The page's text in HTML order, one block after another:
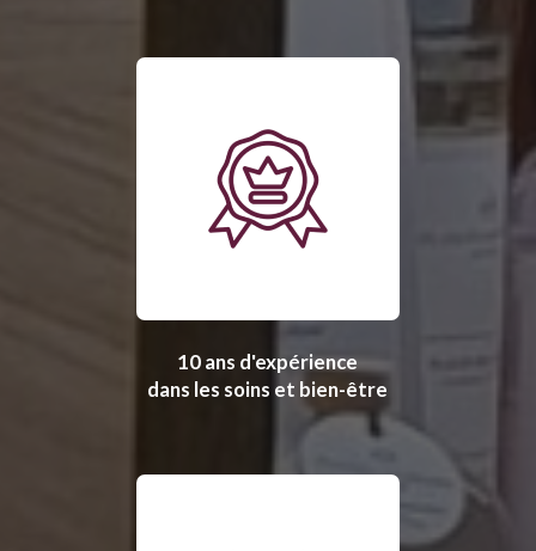
10 ans d'expérience
dans les soins et bien-être